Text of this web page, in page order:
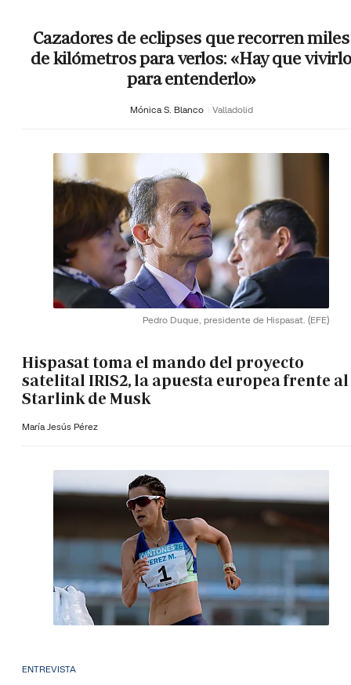
Cazadores de eclipses que recorren miles
de kilómetros para verlos: «Hay que
para entenderlo»
Mónica S. Blanco Valladolid
Pedro Duque, presidente de Hispasat. (EFE)
Hispasat toma el mando del proyecto
satelital IRIS2, la apuesta europea frente al
Starlink de Musk
María Jesús Pérez
ENTREVISTA